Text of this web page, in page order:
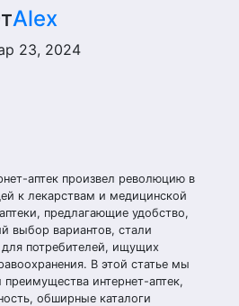
Alex
23, 2024
аптек произвел революцию в
к лекарствам и медицинской
предлагающие удобство,
выбор вариантов, стали
потребителей, ищущих
В этой статье мы
интернет-аптек,
обширные каталоги